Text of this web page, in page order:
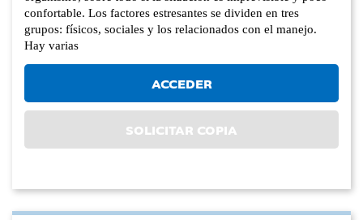
confortable. Los factores estresantes se dividen en tres
grupos: físicos, sociales y los relacionados con el manejo.
Hay varias
ACCEDER
SOLICITAR COPIA